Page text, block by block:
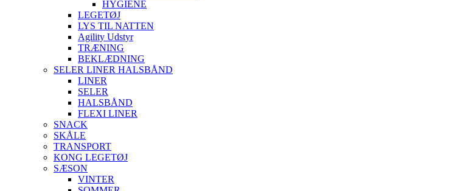
HYGIENE
LEGETØJ
LYS TIL NATTEN
Agility Udstyr
TRÆNING
BEKLÆDNING
SELER LINER HALSBÅND
LINER
SELER
HALSBÅND
FLEXI LINER
SNACK
SKÅLE
TRANSPORT
KONG LEGETØJ
SÆSON
VINTER